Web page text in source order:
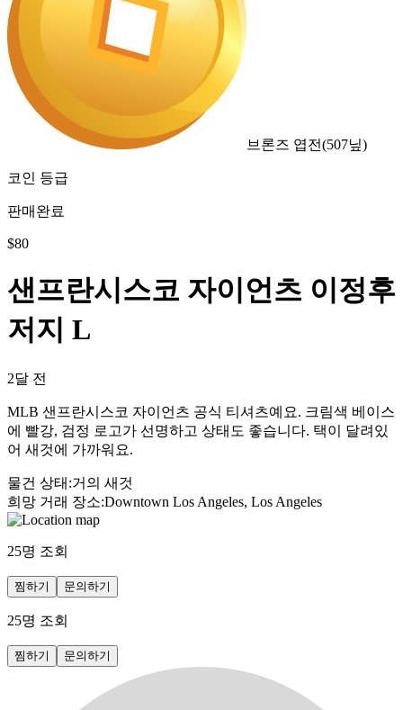
브론즈 엽전(507닢)
코인 등급
판매완료
$80
샌프란시스코 자이언츠 이정후
저지 L
2달 전
MLB 샌프란시스코 자이언츠 공식 티셔츠예요. 크림색 베이스
에 빨강, 검정 로고가 선명하고 상태도 좋습니다. 택이 달려있
어 새것에 가까워요.
물건 상태 :거의 새것
희망 거래 장소:Downtown Los Angeles, Los Angeles
25명 조회
찜하기 문의하기
25명 조회
찜하기 문의하기